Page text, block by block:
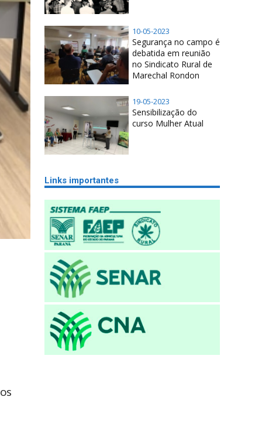
10-05-2023
Segurança no campo é
debatida em reunião
no Sindicato Rural de
Marechal Rondon
19-05-2023
Sensibilização do
curso Mulher Atual
Links importantes